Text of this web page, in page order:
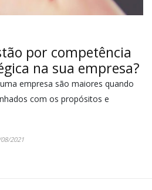
por competência
na sua empresa?
empresa são maiores quando
com os propósitos e
2021